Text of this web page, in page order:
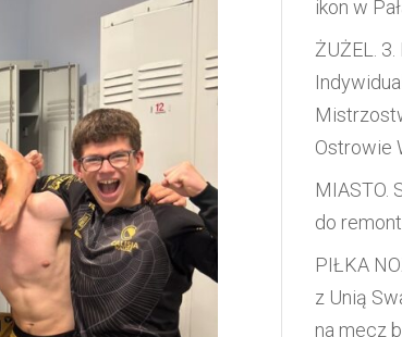
ikon w
ŻUŻEL. 3.
Ostrowie
MIASTO.
do
PIŁKA
z Unią
na mecz